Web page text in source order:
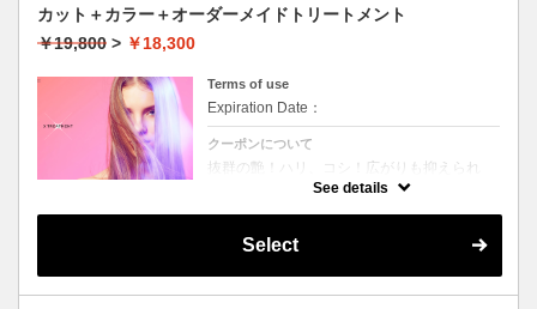
カット＋カラー＋オーダーメイドトリートメント
￥19,800 > ￥18,300
Terms of use
Expiration Date：
クーポンについて
抜群の艶！ハリ、コシ！広がりも抑えられ
る！どんなに傷んだ髪も、鮮やかなハイトー
ンカラーも、極上美しい髪へ☆
See details
Select